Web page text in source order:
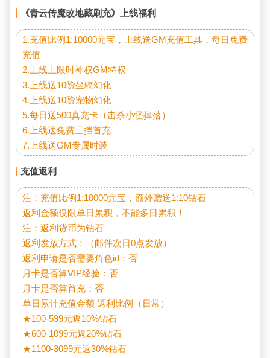
《青云传魔改地藏刷充》上线福利
1.充值比例1:10000元宝，上线送GM充值工具，每日免费
充值
2.上线上限时神权GM特权
3.上线送10阶坐骑幻化
4.上线送10阶宠物幻化
5.每日送500真充卡（击杀小怪掉落）
6.上线送免费三挡首充
7.上线送GM专属时装
充值返利
注：充值比例1:10000元宝，额外赠送1:10钻石
返利金额仅限单日累积，不能多日累积！
注：返利货币为钻石
返利发放方式：（邮件次日0点发放）
返利申请是否需要角色id：否
月卡是否算VIP经验：否
月卡是否算首充：否
单日累计充值金额 返利比例（日常）
★100-599元返10%钻石
★600-1099元返20%钻石
★1100-3099元返30%钻石